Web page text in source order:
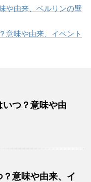
や由来、ベルリンの壁
意味や由来、イベント
つ？意味や由
意味や由来、イ